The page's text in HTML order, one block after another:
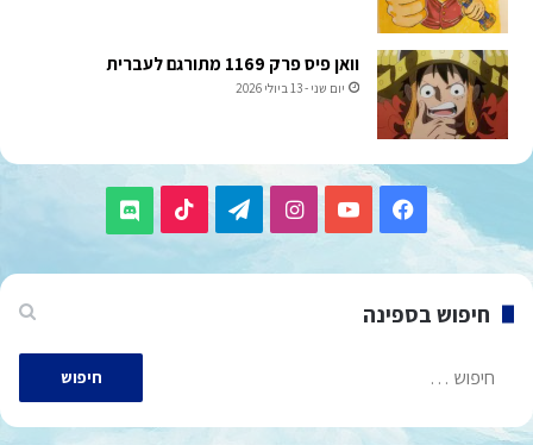
וואן פיס פרק 1169 מתורגם לעברית
יום שני - 13 ביולי 2026
Facebook
YouTube
Instagram
Telegram
TikTok
Discord
חיפוש בספינה
חיפוש: